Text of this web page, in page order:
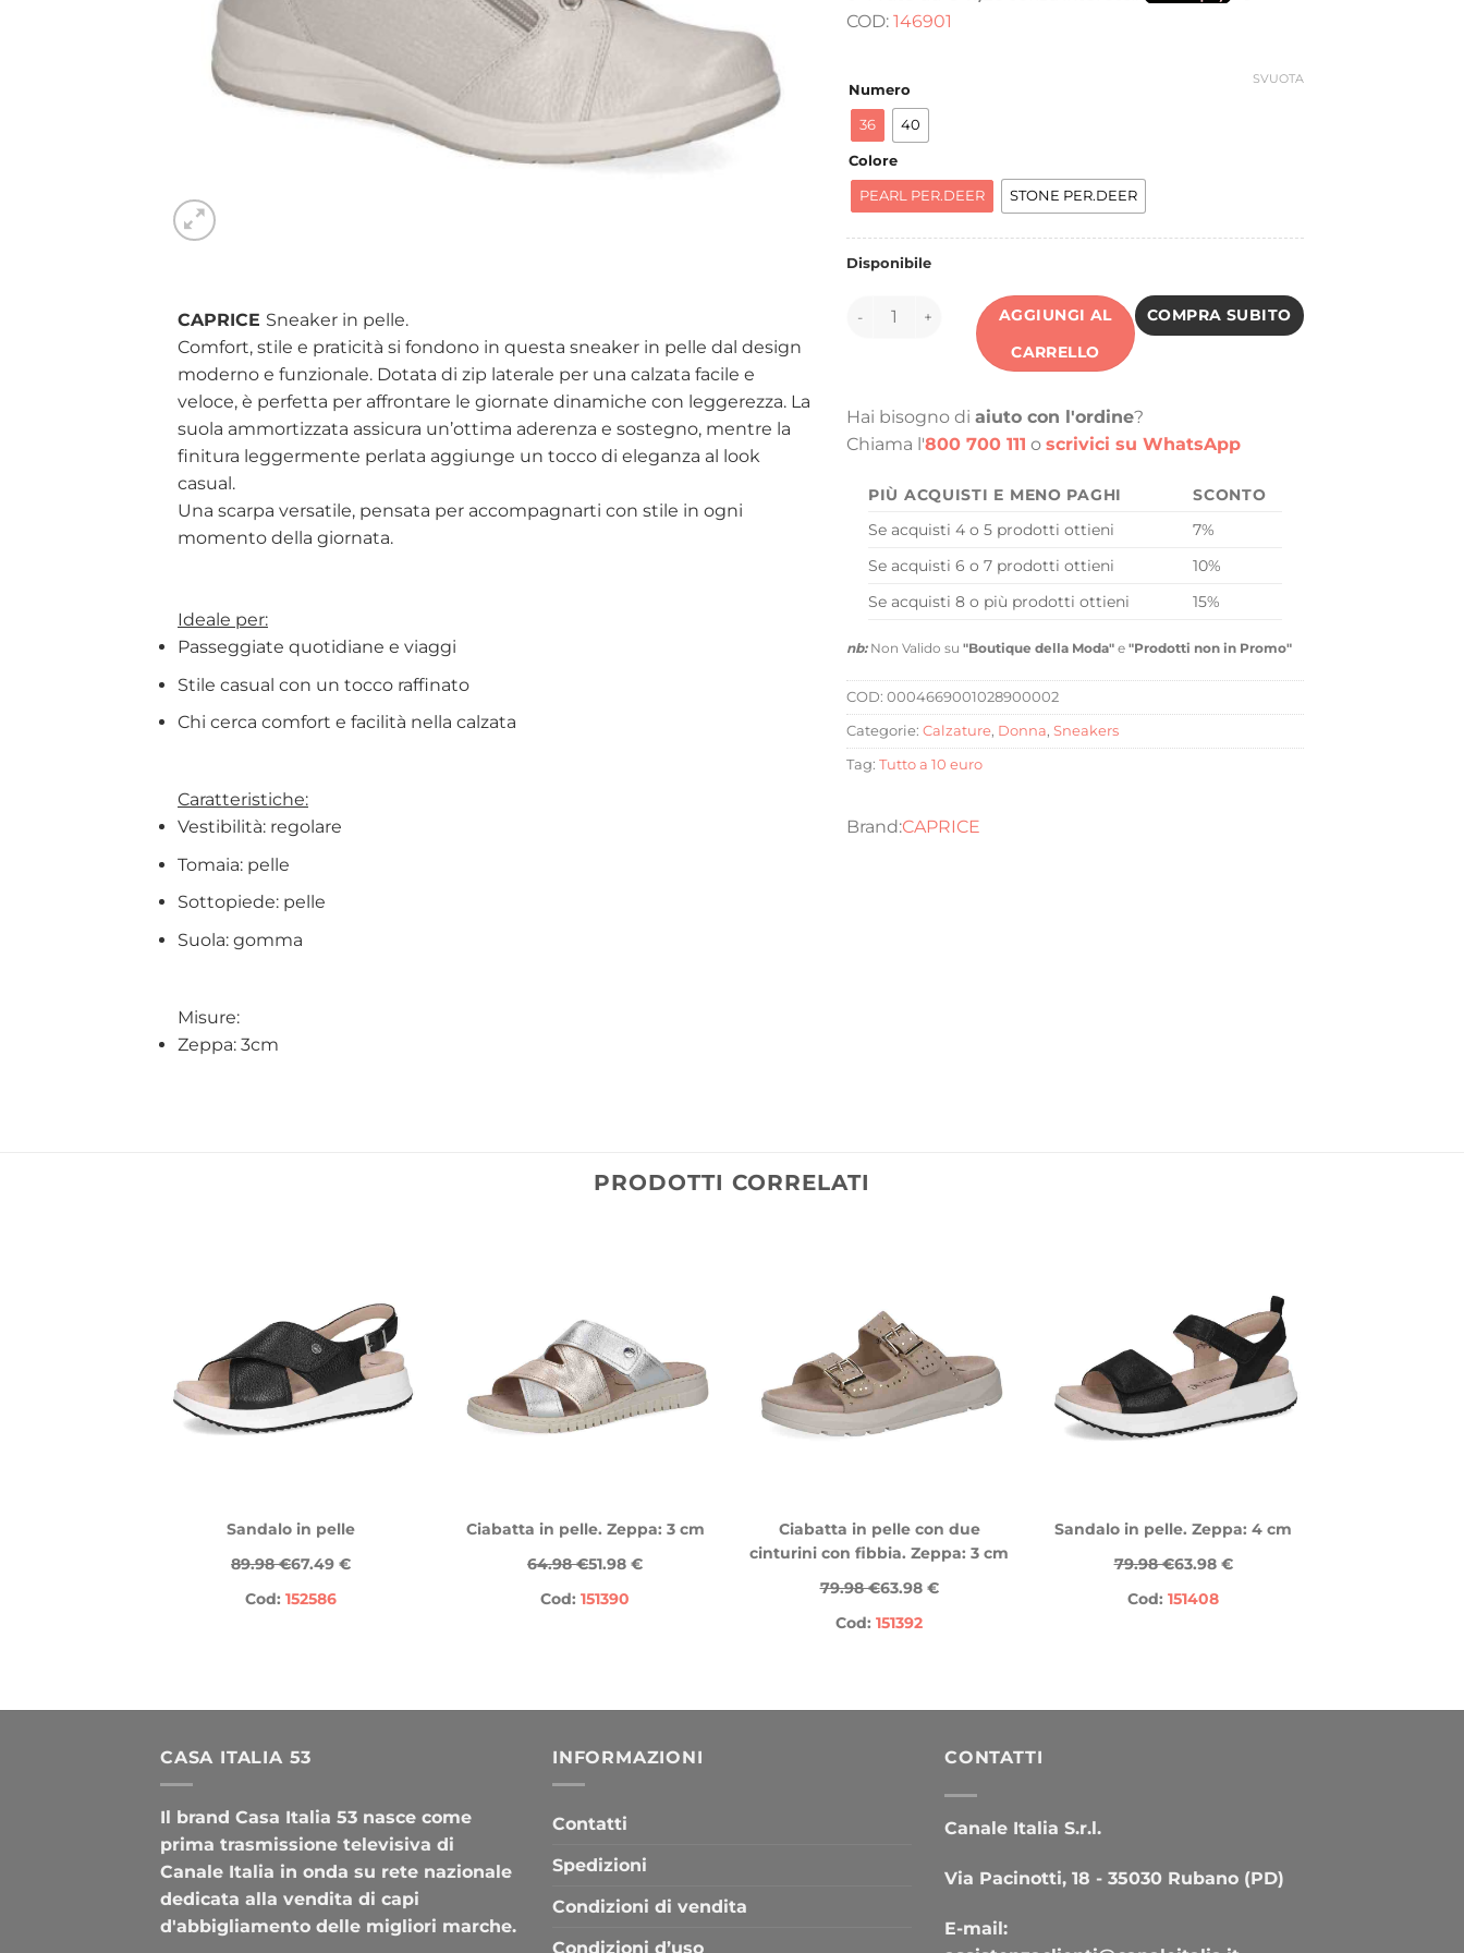
CAPRICE Sneaker in pelle.
Comfort, stile e praticità si fondono in questa sneaker in pelle dal design
moderno e funzionale. Dotata di zip laterale per una calzata facile e
veloce, è perfetta per affrontare le giornate dinamiche con leggerezza. La
suola ammortizzata assicura un’ottima aderenza e sostegno, mentre la
finitura leggermente perlata aggiunge un tocco di eleganza al look
casual.
Una scarpa versatile, pensata per accompagnarti con stile in ogni
momento della giornata.
Ideale per:
Passeggiate quotidiane e viaggi
Stile casual con un tocco raffinato
Chi cerca comfort e facilità nella calzata
Caratteristiche:
Vestibilità: regolare
Tomaia: pelle
Sottopiede: pelle
Suola: gomma
Misure:
Zeppa: 3cm
COD: 146901
Numero
36 40
Colore
PEARL PER.DEER STONE PER.DEER
SVUOTA
Disponibile
146901 quantità
AGGIUNGI AL
CARRELLO
COMPRA SUBITO
Hai bisogno di aiuto con l'ordine?
Chiama l'800 700 111 o scrivici su WhatsApp
PIÙ ACQUISTI E MENO PAGHI
SCONTO
Se acquisti 4 o 5 prodotti ottieni
7%
Se acquisti 6 o 7 prodotti ottieni
10%
Se acquisti 8 o più prodotti ottieni
15%
nb:Non Valido su "Boutique della Moda" e "Prodotti non in Promo"
COD: 0004669001028900002
Categorie: Calzature, Donna, Sneakers
Tag: Tutto a 10 euro
CAPRICE
PRODOTTI CORRELATI
Sandalo in pelle
89.98 €67.49 €
Cod: 152586
Ciabatta in pelle. Zeppa: 3 cm
64.98 €51.98 €
Cod: 151390
Ciabatta in pelle con due
cinturini con fibbia. Zeppa: 3 cm
79.98 €63.98 €
Cod: 151392
Sandalo in pelle. Zeppa: 4 cm
79.98 €63.98 €
Cod: 151408
CASA ITALIA 53
Il brand Casa Italia 53 nasce come
prima trasmissione televisiva di
Canale Italia in onda su rete nazionale
dedicata alla vendita di capi
d'abbigliamento delle migliori marche.
INFORMAZIONI
Contatti
Spedizioni
Condizioni di vendita
Condizioni d’uso
CONTATTI
Canale Italia S.r.l.
Via Pacinotti, 18 - 35030 Rubano (PD)
E-mail: